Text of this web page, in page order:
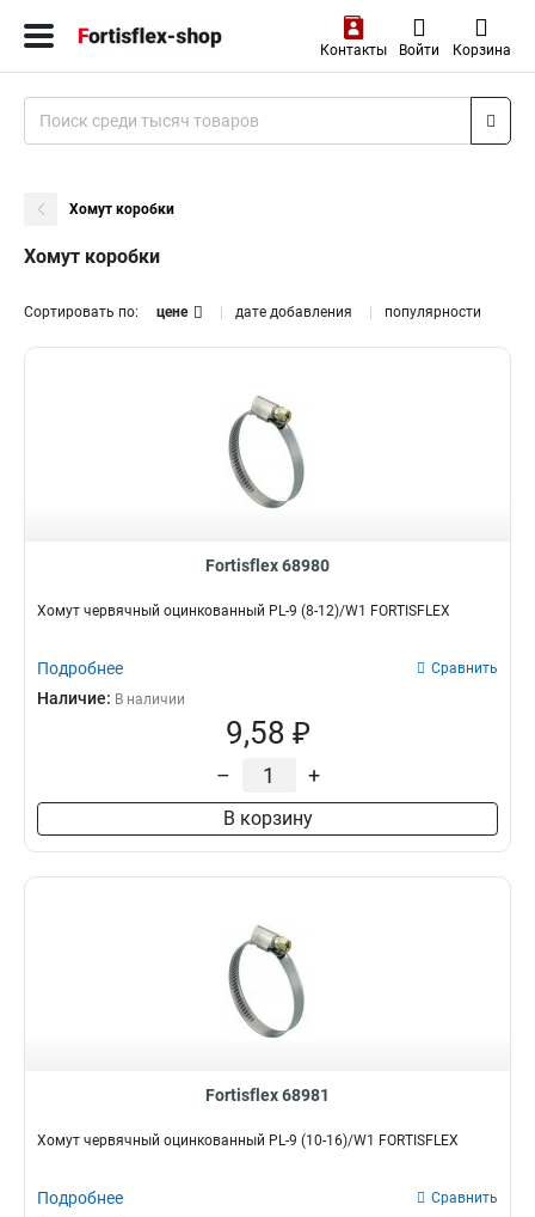
Контакты Войти Корзина
Хомут коробки
Хомут коробки
Сортировать по: цене дате добавления популярности
Fortisflex 68980
Хомут червячный оцинкованный PL-9 (8-12)/W1 FORTISFLEX
Подробнее Сравнить
Наличие: В наличии
9,58 ₽
– +
В корзину
Fortisflex 68981
Хомут червячный оцинкованный PL-9 (10-16)/W1 FORTISFLEX
Подробнее Сравнить